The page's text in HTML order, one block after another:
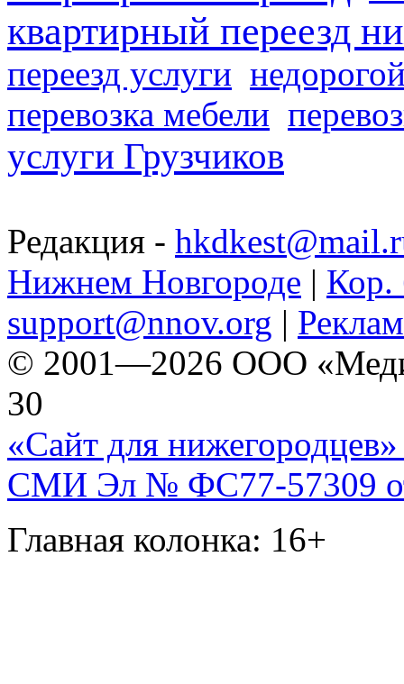
квартирный переезд
переезд услуги
перевозка мебели
услуги Грузчиков
Редакция -
Нижнем Новгороде | Кор.
support@nnov.org |
© 2001—2026 ООО
30
«Сайт для нижегородцев»
СМИ Эл № ФС77-57309
Главная колонка: 16+